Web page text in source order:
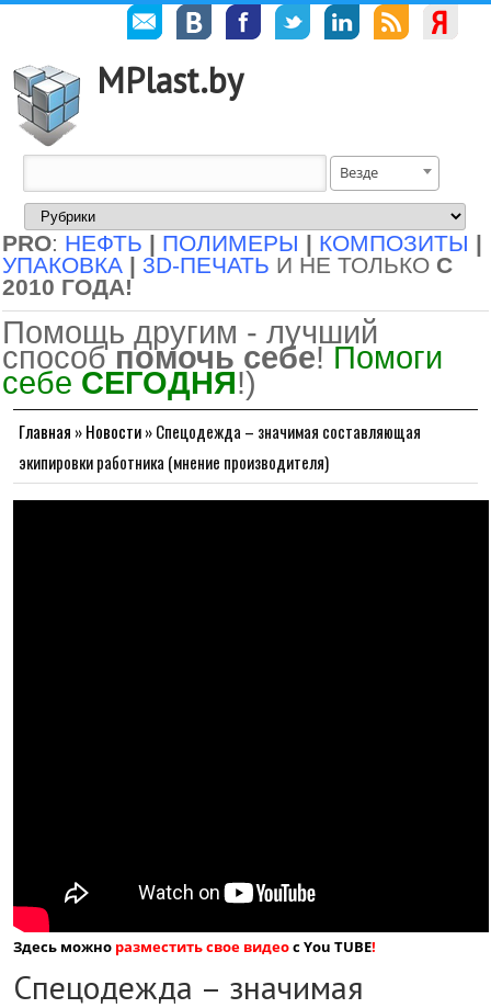
MPlast.by
Везде
PRO: НЕФТЬ | ПОЛИМЕРЫ | КОМПОЗИТЫ |
УПАКОВКА | 3D-ПЕЧАТЬ И НЕ ТОЛЬКО С
2010 ГОДА!
Помощь другим - лучший
способ помочь себе! Помоги
себе СЕГОДНЯ!)
Главная »Новости»Спецодежда – значимая составляющая
экипировки работника (мнение производителя)
Здесь можно разместить свое видеос You TUBE!
Спецодежда – значимая